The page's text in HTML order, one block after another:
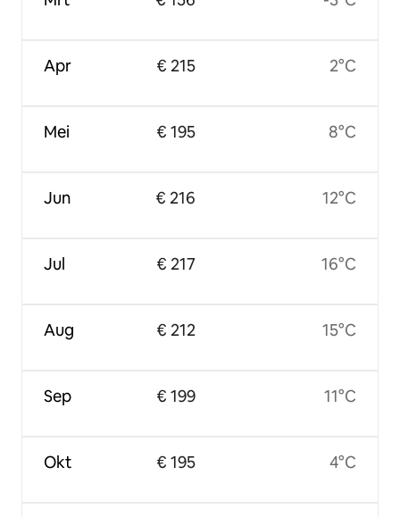
Apr
Mei
Jun
Jul
Aug
Sep
Okt
€ 215
€ 195
€ 216
€ 217
€ 212
€ 199
€ 195
2°C
8°C
12°C
16°C
15°C
11°C
4°C